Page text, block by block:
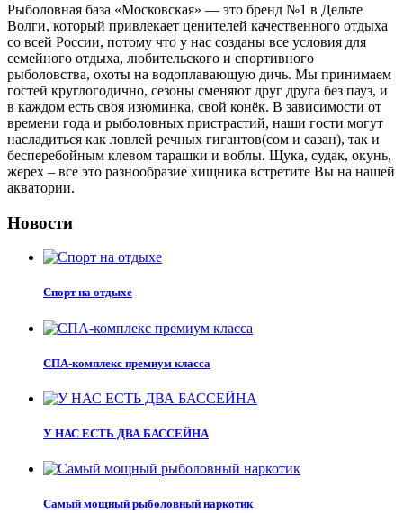
Рыболовная база «Московская» — это бренд №1 в Дельте
Волги, который привлекает ценителей качественного отдыха
со всей России, потому что у нас созданы все условия для
семейного отдыха, любительского и спортивного
рыболовства, охоты на водоплавающую дичь. Мы принимаем
гостей круглогодично, сезоны сменяют друг друга без пауз, и
в каждом есть своя изюминка, свой конёк. В зависимости от
времени года и рыболовных пристрастий, наши гости могут
насладиться как ловлей речных гигантов(сом и сазан), так и
бесперебойным клевом тарашки и воблы. Щука, судак, окунь,
жерех – все это разнообразие хищника встретите Вы на нашей
акватории.
Новости
Спорт на отдыхе
СПА-комплекс премиум класса
У НАС ЕСТЬ ДВА БАССЕЙНА
Самый мощный рыболовный наркотик